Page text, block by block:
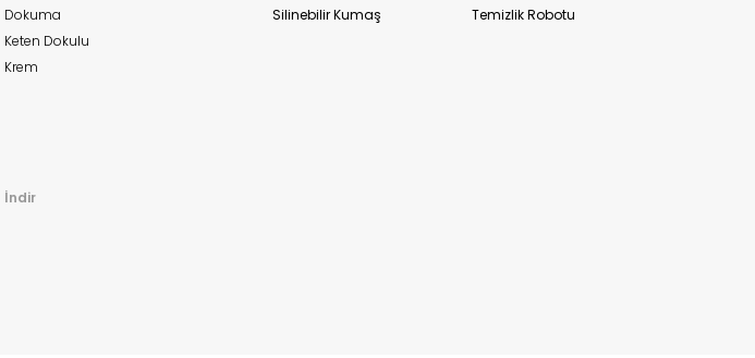
Dokuma
Keten Dokulu
Krem
İndir
Silinebilir Kumaş Temizlik Robotu